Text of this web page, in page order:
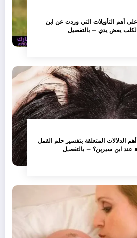
أهم التأويلات التي وردت عن ابن
يعض يدي – بالتفصيل
الدلالات المتعلقة بتفسير حلم القمل
عند ابن سيرين؟ – بالتفصيل